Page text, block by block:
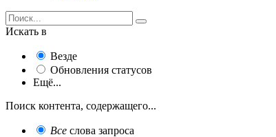
Искать в
Везде
Обновления статусов
Ещё...
Поиск контента, содержащего...
Все слова запроса